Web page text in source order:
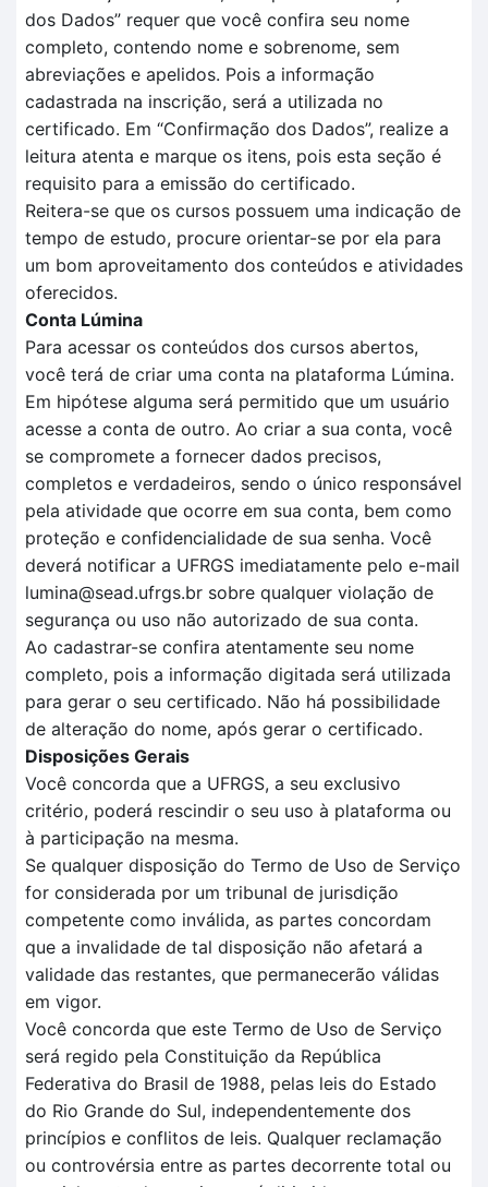
dos Dados” requer que você confira seu nome
completo, contendo nome e sobrenome, sem
abreviações e apelidos. Pois a informação
cadastrada na inscrição, será a utilizada no
certificado. Em “Confirmação dos Dados”, realize a
leitura atenta e marque os itens, pois esta seção é
requisito para a emissão do certificado.
Reitera-se que os cursos possuem uma indicação de
tempo de estudo, procure orientar-se por ela para
um bom aproveitamento dos conteúdos e atividades
oferecidos.
Conta Lúmina
Para acessar os conteúdos dos cursos abertos,
você terá de criar uma conta na plataforma Lúmina.
Em hipótese alguma será permitido que um usuário
acesse a conta de outro. Ao criar a sua conta, você
se compromete a fornecer dados precisos,
completos e verdadeiros, sendo o único responsável
pela atividade que ocorre em sua conta, bem como
proteção e confidencialidade de sua senha. Você
deverá notificar a UFRGS imediatamente pelo e-mail
lumina@sead.ufrgs.br sobre qualquer violação de
segurança ou uso não autorizado de sua conta.
Ao cadastrar-se confira atentamente seu nome
completo, pois a informação digitada será utilizada
para gerar o seu certificado. Não há possibilidade
de alteração do nome, após gerar o certificado.
Disposições Gerais
Você concorda que a UFRGS, a seu exclusivo
critério, poderá rescindir o seu uso à plataforma ou
à participação na mesma.
Se qualquer disposição do Termo de Uso de Serviço
for considerada por um tribunal de jurisdição
competente como inválida, as partes concordam
que a invalidade de tal disposição não afetará a
validade das restantes, que permanecerão válidas
em vigor.
Você concorda que este Termo de Uso de Serviço
será regido pela Constituição da República
Federativa do Brasil de 1988, pelas leis do Estado
do Rio Grande do Sul, independentemente dos
princípios e conflitos de leis. Qualquer reclamação
ou controvérsia entre as partes decorrente total ou